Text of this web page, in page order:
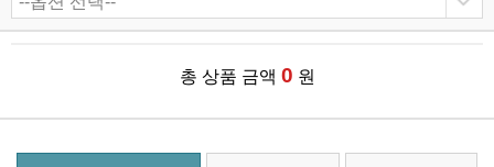
총 상품 금액 0 원